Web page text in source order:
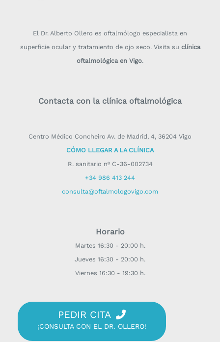
El Dr. Alberto Ollero es oftalmólogo especialista en
superficie ocular y tratamiento de ojo seco. Visita su clínica
oftalmológica en Vigo.
Contacta con la clínica oftalmológica
Centro Médico Concheiro Av. de Madrid, 4, 36204 Vigo
CÓMO LLEGAR A LA CLÍNICA
R. sanitario nº C-36-002734
+34 986 413 244
consulta@oftalmologovigo.com
Horario
Martes 16:30 - 20:00 h.
Jueves 16:30 - 20:00 h.
Viernes 16:30 - 19:30 h.
PEDIR CITA
¡CONSULTA CON EL DR. OLLERO!